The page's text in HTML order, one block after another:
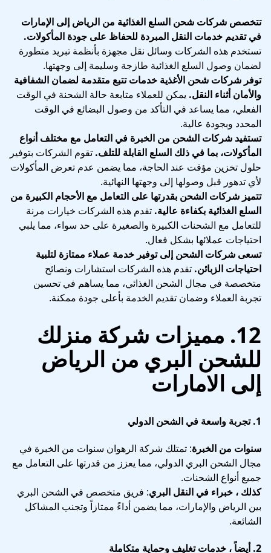
تتخصص شركات شحن السلع الغذائية من الرياض إلى الإمارات
في تقديم خدمات النقل المبردة للحفاظ على جودة المأكولات.
تستخدم هذه الشركات وسائل نقل مجهزة بأنظمة تبريد متطورة
لضمان وصول السلع الغذائية طازجة وسليمة إلى وجهتها.
توفر شركات شحن الأغذية خدمات تتبع متقدمة لضمان الشفافية
والأمان أثناء النقل. يمكن للعملاء متابعة حالة الشحنة في الوقت
الفعلي، مما يساعد في التأكد من وصول البضائع في الوقت
المحدد وبجودة عالية.
تستفيد شركات الشحن من الخبرة في التعامل مع مختلف أنواع
المأكولات، بما في ذلك السلع القابلة للتلف. تقوم الشركات بتوفير
حلول تخزين مؤقت عند الحاجة، مما يضمن عدم تعرض المأكولات
لأي تدهور قبل وصولها إلى وجهتها النهائية.
تتميز شركات الشحن بقدرتها على التعامل مع الأحجام الكبيرة من
السلع الغذائية بكفاءة عالية. تقدم هذه الشركات خيارات مرنة
للتعامل مع الشحنات الكبيرة والصغيرة على حد سواء، مما يلبي
احتياجات عملائها بشكل فعال.
تسعى شركات الشحن إلى توفير خدمة عملاء ممتازة لتلبية
احتياجات الزبائن. تقدم هذه الشركات استشارات ونصائح
متخصصة في مجال الشحن الغذائي، مما يساهم في تحسين
تجربة العملاء وضمان تقديم الخدمة بأعلى جودة ممكنة.
12. مميزات شركة منزلك
للشحن البري من الرياض
إلى الامارات
1. تجربة واسعة في الشحن الدولي
سنوات من الخبرة: تمتلك شركة الرهوان سنوات من الخبرة في
مجال الشحن البري الدولي، مما يعزز من قدرتها على التعامل مع
جميع أنواع الشحنات.
كذلك ، خبراء في النقل البري: فريق متخصص في الشحن البري
بين الرياض والإمارات، مما يضمن أداءً ممتازاً وتجنب المشاكل
الشائعة.
2. أيضاً ، خدمات تغليف وحماية متكاملة